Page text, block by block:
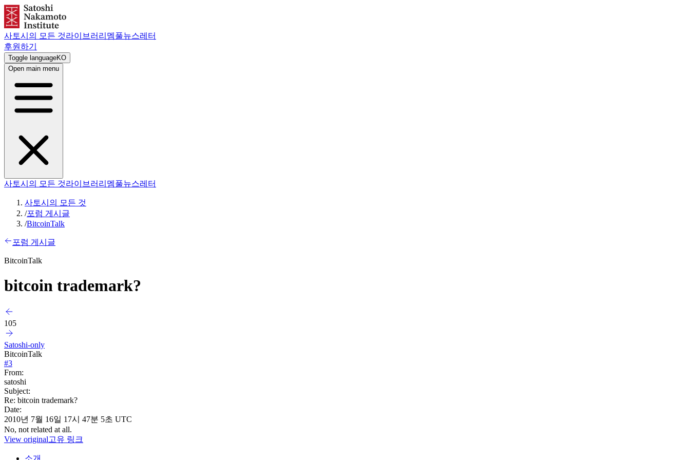
사토시의 모든 것라이브러리 멤풀뉴스레터
후원하기
Toggle languageKO
Open main menu
사토시의 모든 것라이브러리 멤풀뉴스레터
사토시의 모든 것
/포럼 게시글
/BitcoinTalk
포럼 게시글
BitcoinTalk
bitcoin trademark?
105
Satoshi-only
BitcoinTalk
#3
From:
satoshi
Subject:
Re: bitcoin trademark?
Date:
2010년 7월 16일 17시 47분 5초 UTC
No, not related at all.
View original고유 링크
소개